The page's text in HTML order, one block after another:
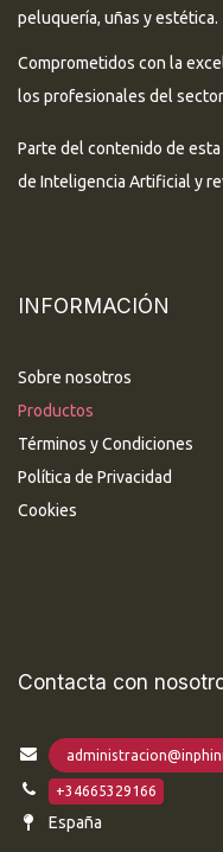
peluquería, uñas y estética.
Comprometidos con la
los profesionales del
Parte del contenido de
de Inteligencia Artificial y
INFORMACIÓN
Sobre nosotros
Productos
Términos y Condiciones
Política de Privacidad
Cookies
Contacta con
+34665329166
España